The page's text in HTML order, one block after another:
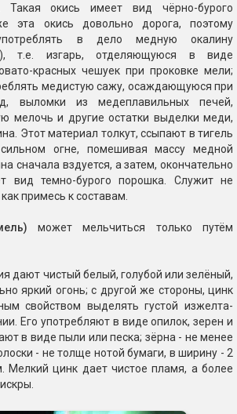
Такая окись имеет вид чёрно-бурого
эта окись довольно дорога, поэтому
в дело медную окалину
т.е. изгарь, отделяющуюся в виде
красных чешуек при проковке мели;
медистую сажу, осаждающуюся при
выломки из медеплавильных печей,
мелочь и другие остатки выделки меди,
Этот материал толкут, ссыпают в тигель
огне, помешивая массу медной
сначала вздуется, а затем, окончательно
вид темно-бурого порошка. Служит не
примесь к составам.
может мельчиться только путём
дают чистый белый, голубой или зелёный,
яркий огонь; с другой же стороны, цинк
свойством выделять густой изжелта-
Его употребляют в виде опилок, зерен и
в виде пыли или песка; зёрна - не менее
- не толще нотой бумаги, в ширину - 2
цинк дает чистое пламя, а более